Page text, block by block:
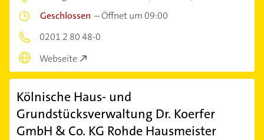
Geschlossen –Öffnet um 09:00
0201 2 80 48-0
Webseite
Kölnische Haus- und
Grundstücksverwaltung Dr. Koerfer
GmbH & Co. KG Rohde Hausmeister